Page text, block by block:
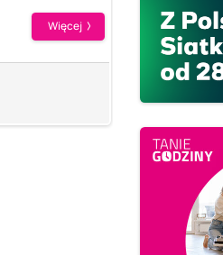
Więcej